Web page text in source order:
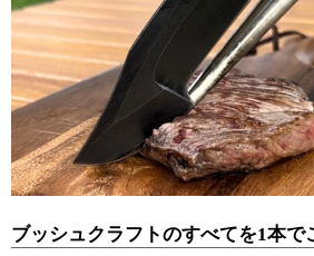
ブッシュクラフトのすべてを1本で